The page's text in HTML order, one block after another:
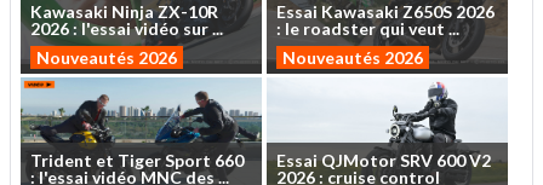
Kawasaki NinjaZX-10R
2026: l'essaividéo sur...
Nouveautés 2026
Essai Kawasaki Z650S 2026
: le roadsterquiveut ...
Nouveautés 2026
Trident et TigerSport 660
: l'essaividéoMNCdes...
EssaiQJMotorSRV 600V2
2026 : cruise control